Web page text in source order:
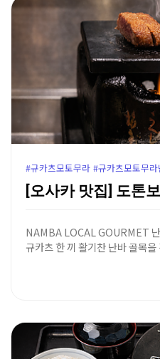
NAMBA LOCAL GOURMET
규카츠 한 끼 활기찬 난바 골목